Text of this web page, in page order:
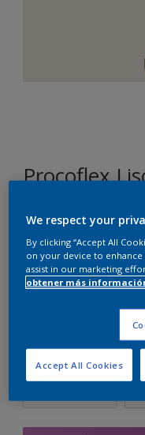
Procoflex
F7.03.86
Tamaño
Cantidad
We respect your
By clicking “Accept All
on your device to enhance
assist in our marketing
obtener más
Accept All Cookies